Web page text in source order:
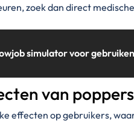
zoek dan direct
simulator voor
van
effecten op gebruikers,